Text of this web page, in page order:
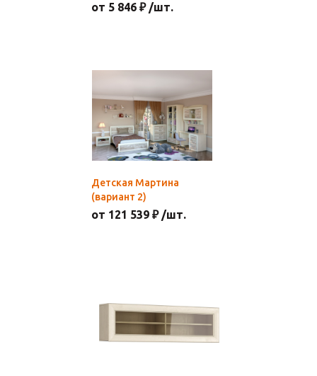
от 5 846 ₽ /шт.
Детская Мартина
(вариант 2)
от 121 539 ₽ /шт.